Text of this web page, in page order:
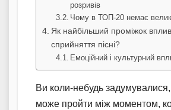
розривів
Чому в ТОП-20 немає
Як найбільший проміжок
сприйняття пісні?
Емоційний і культурний
Ви коли-небудь задумувалися,
може пройти між моментом,